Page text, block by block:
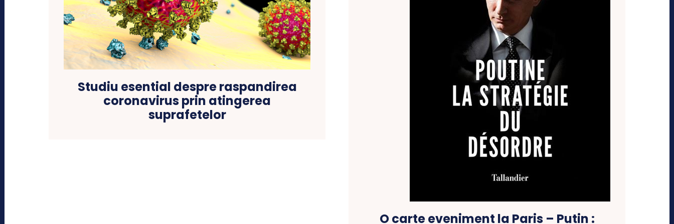
Studiu esential despre raspandirea
coronavirus prin atingerea
suprafetelor
O carte eveniment la Paris – Putin :